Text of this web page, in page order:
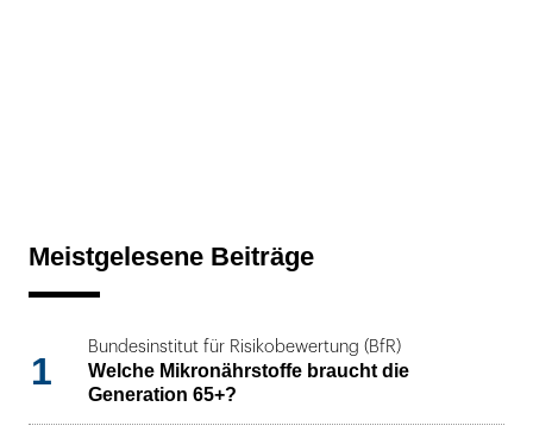
Meistgelesene Beiträge
1
Bundesinstitut für Risikobewertung (BfR)
Welche Mikronährstoffe braucht die
Generation 65+?